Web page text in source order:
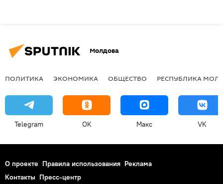
Молдова
ПОЛИТИКА ЭКОНОМИКА ОБЩЕСТВО РЕСПУБЛИКА
Telegram OK Макс VK
О проекте Правила использования Реклама
Контакты Пресс-центр